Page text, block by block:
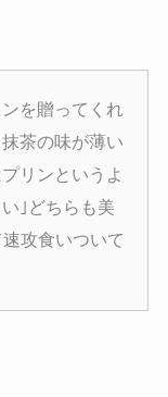
を贈ってくれ
茶の味が薄い
リンというよ
｣どちらも美
攻食いついて